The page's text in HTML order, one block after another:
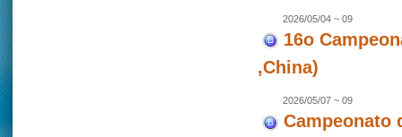
2026/05/04 ~ 09
16o
,China)
2026/05/07 ~ 09
Campeonato